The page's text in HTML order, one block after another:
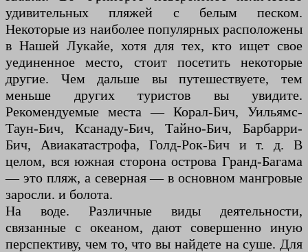
удивительных пляжей с белым песком.
Некоторые из наиболее популярных расположены
в Нашей Лукайе, хотя для тех, кто ищет свое
уединенное место, стоит посетить некоторые
другие. Чем дальше вы путешествуете, тем
меньше других туристов вы увидите.
Рекомендуемые места — Корал-Бич, Уильямс-
Таун-Бич, Ксанаду-Бич, Тайно-Бич, Барбарри-
Бич, Авиакатастрофа, Голд-Рок-Бич и т. д. В
целом, вся южная сторона острова Гранд-Багама
— это пляж, а северная — в основном мангровые
заросли. и болота.
На воде. Различные виды деятельности,
связанные с океаном, дают совершенно иную
перспективу, чем то, что вы найдете на суше. Для